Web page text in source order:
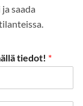
saada
tiedot! *